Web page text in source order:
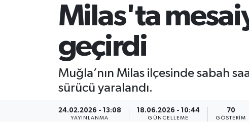
Milas'ta
geçirdi
Muğla’nın Milas ilçesinde sabah
sürücü yaralandı.
24.02.2026 - 13:08
YAYINLANMA
18.06.2026 - 10:44
GÜNCELLEME
70
GÖSTERIM
Magazin
Muğla Trafik Yoğunluk Haritası
Süper Lig Puan Durumu ve Fikstür
Tüm Manşetler
Son Dakika Haberleri
Haber Arşivi